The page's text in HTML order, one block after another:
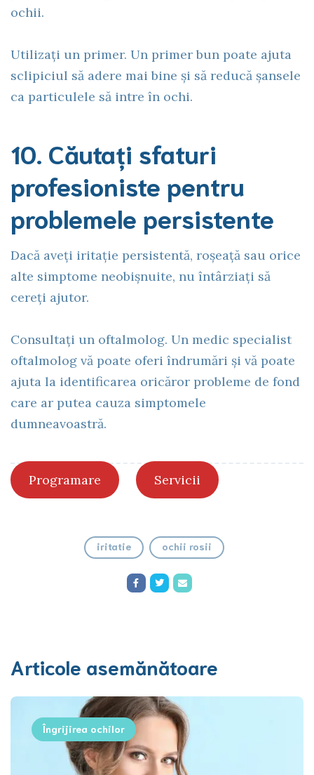
ochii.
Utilizați un primer. Un primer bun poate ajuta
sclipiciul să adere mai bine și să reducă șansele
ca particulele să intre în ochi.
10. Căutați sfaturi
profesioniste pentru
problemele persistente
Dacă aveți iritație persistentă, roșeață sau orice
alte simptome neobișnuite, nu întârziați să
cereți ajutor.
Consultați un oftalmolog. Un medic specialist
oftalmolog vă poate oferi îndrumări și vă poate
ajuta la identificarea oricăror probleme de fond
care ar putea cauza simptomele
dumneavoastră.
Programare Servicii
iritatie ochii rosii
Articole asemănătoare
Îngrijirea ochilor